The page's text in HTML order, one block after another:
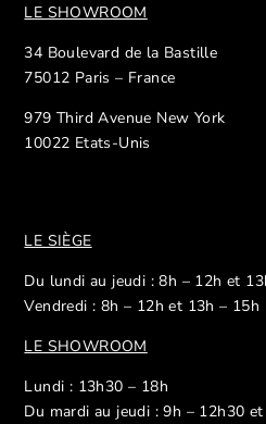
LE SHOWROOM
34 Boulevard de la Bastille
75012 Paris – France
979 Third Avenue New York
10022 Etats-Unis
LE SIÈGE
Du lundi au jeudi : 8h – 12h et
Vendredi : 8h – 12h et 13h – 15h
LE SHOWROOM
Lundi : 13h30 – 18h
Du mardi au jeudi : 9h – 12h30